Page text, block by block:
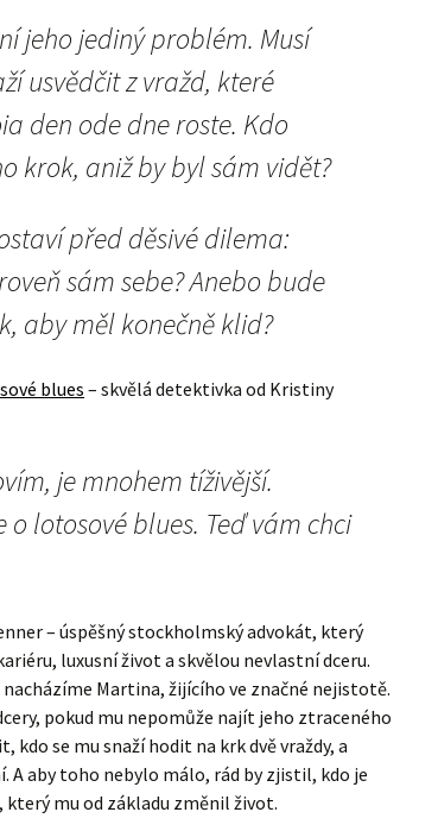
jeho jediný problém. Musí
usvědčit z vražd, které
den ode dne roste. Kdo
krok, aniž by byl sám vidět?
před děsivé dilema:
sám sebe? Anebo bude
aby měl konečně klid?
blues – skvělá detektivka od Kristiny
je mnohem tíživější.
o lotosové blues. Teď vám chci
– úspěšný stockholmský advokát, který
luxusní život a skvělou nevlastní dceru.
Martina, žijícího ve značné nejistotě.
pokud mu nepomůže najít jeho ztraceného
se mu snaží hodit na krk dvě vraždy, a
A aby toho nebylo málo, rád by zjistil, kdo je
mu od základu změnil život.